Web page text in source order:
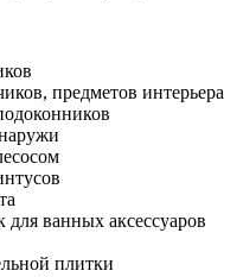
предметов интерьера
ванных аксессуаров
плитки